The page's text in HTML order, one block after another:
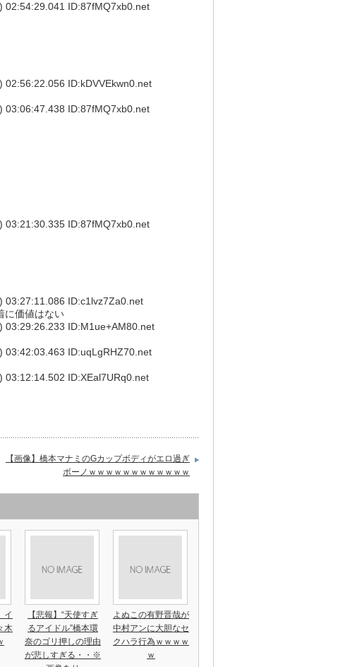
02:54:29.041 ID:87fMQ7xb0.net
02:56:22.056 ID:kDVVEkwn0.net
03:06:47.438 ID:87fMQ7xb0.net
03:21:30.335 ID:87fMQ7xb0.net
03:27:11.086 ID:c1lvz7Za0.net
に価値はない
03:29:26.233 ID:M1ue+AM80.net
03:42:03.463 ID:uqLgRHZ70.net
03:12:14.502 ID:XEal7URq0.net
【画像】橋本マナミのGカップボディがエロ過ぎ
ボーノｗｗｗｗｗｗｗｗｗｗｗｗ
イ
木
【悲報】“天使すぎ
るアイドル”橋本環
奈のゴリ押しの理由
が悲しすぎる・・※
よぬこの有野晋哉が
中村アンに大胆なセ
クハラ行為ｗｗｗｗ
ｗ